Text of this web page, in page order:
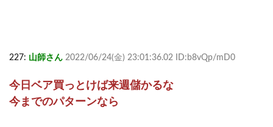
227: 山師さん 2022/06/24(金) 23:01:36.02 ID:b8vQp/mD0
今日ベア買っとけば来週儲かるな
今までのパターンなら